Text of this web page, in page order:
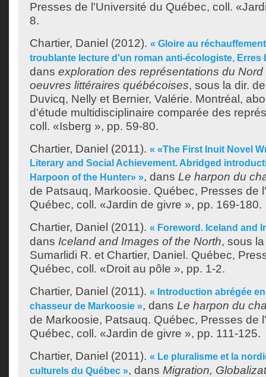
Presses de l'Université du Québec, coll.
8.
Chartier, Daniel (2012). « Gloire au
troublante lecture d'un roman anti-écologiste, Erres
dans exploration des représentations du
oeuvres littéraires québécoises, sous la dir.
Duvicq, Nelly et Bernier, Valérie. Montréal,
d'étude multidisciplinaire comparée des
coll. «Isberg », pp. 59-80.
Chartier, Daniel (2011). « «The First Inuit Novel
Literary and Social Achievement. Abridged
Harpoon of the Hunter» », dans Le harpon du
de Patsauq, Markoosie. Québec, Presses de
Québec, coll. «Jardin de givre », pp. 169-180.
Chartier, Daniel (2011). « Foreword. Iceland and
dans Iceland and Images of the North, sous
Sumarlidi R. et Chartier, Daniel . Québec,
Québec, coll. «Droit au pôle », pp. 1-2.
Chartier, Daniel (2011). « Introduction abrégée
chasseur de Markoosie », dans Le harpon du
de Markoosie, Patsauq. Québec, Presses de
Québec, coll. «Jardin de givre », pp. 111-125.
Chartier, Daniel (2011). « Le pluralisme et la
culturels du Québec », dans Migration,